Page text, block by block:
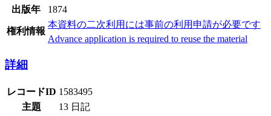
出版年
1874
権利情報
本資料の二次利用には事前の利用申請が必要です
Advance application is required to reuse the material
詳細
レコードID 1583495
主題
13 日記